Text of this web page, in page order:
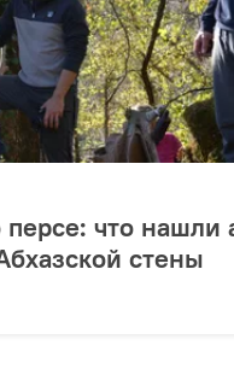
что нашли
стены